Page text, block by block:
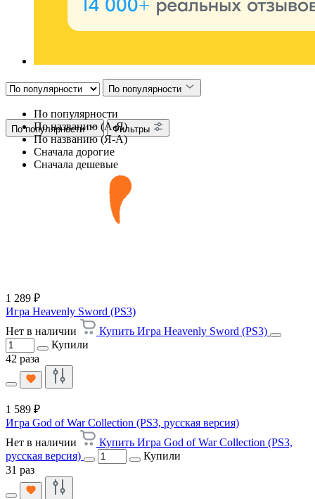
По популярности
По популярности
По названию (А-Я)
По названию (Я-А)
Сначала дорогие
Сначала дешевые
По популярности Фильтры
1 289 ₽
Игра Heavenly Sword (PS3)
Нет в наличии
Купить Игра Heavenly Sword (PS3)
Купили
42 раза
1 589 ₽
Игра God of War Collection (PS3, русская версия)
Нет в наличии
Купить Игра God of War Collection (PS3,
русская версия)
Купили
31 раз